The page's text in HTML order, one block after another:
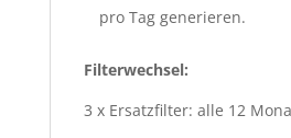
pro Tag generieren.
Filterwechsel:
3 x Ersatzfilter: alle 12